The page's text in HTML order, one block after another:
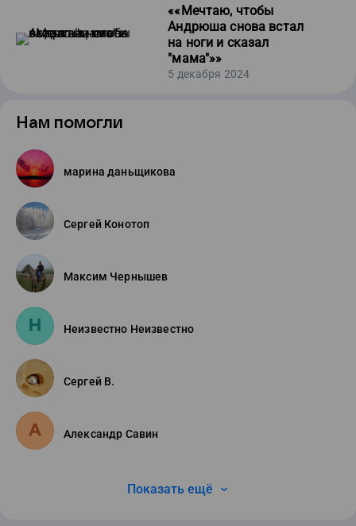
««Мечтаю, чтобы
Андрюша снова встал
на ноги и сказал
"мама"»»
5 декабря 2024
Нам помогли
марина даньщикова
Сергей Конотоп
Максим Чернышев
Неизвестно Неизвестно
Сергей В.
Александр Савин
Показать ещё